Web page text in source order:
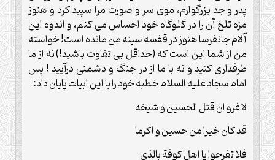
پدر و جد بزرگوارم، موی سر و صورت مرا سپید کرد و هنوز
مزه تلخ آن را در گلوگاه خود احساس می کنم، و اندوه این
آلام جانفرسا هنوز در قفسه سینه من مانده است! خواسته
من از شما این است که (حداقل بی تفاوت باشید!) نه از ما
طرفداری کنید و نه با ما از در جنگ و دشمنی درآیید ! پس
امام سجاد علیه السلام خطبه خود را با این ابیات پایان داد:
لا غرو ان قتل الحسین و شیخه
قد کان خیرا من حسین و اکرما
فلا تفرحوا یا اهل کوفة بالذی